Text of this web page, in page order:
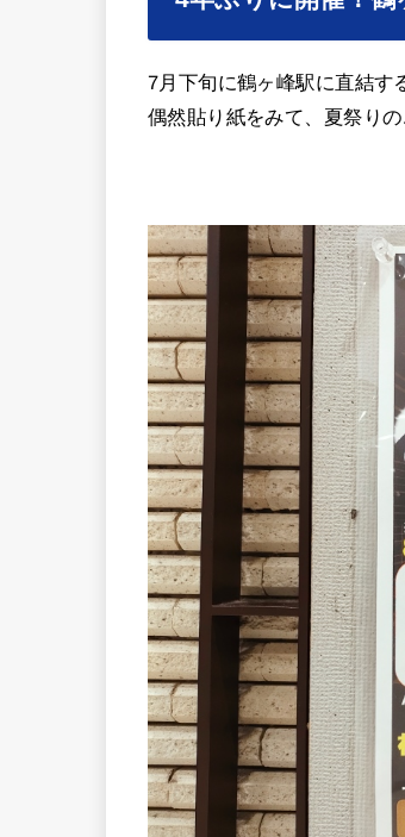
7月下旬に鶴ヶ峰駅に直結す
偶然貼り紙をみて、夏祭りの